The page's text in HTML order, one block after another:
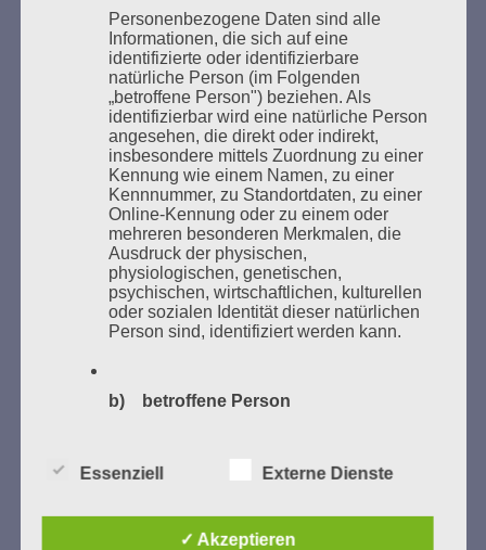
Donnerstag, 21. Mai 2026, 11 – 18 Uhr
Zum 26. Mal gibt es eine Marathonlesung anlässlich
des Gedenkens an die Verbrennung von Büchern am
Kaifu-Ufer – genau an dem Ort, wo im Mai 1933 NS-
Studentenorganisationen und Burschenschaftler
Bücher verbrannten.
Weitere Informationen:lesezeichen-setzen.de
GEDENKEN UND ERINNERN BEGINNT IN
UNSERER NACHBARSCHAFT
Personenbezogene Daten sind alle
Informationen, die sich auf eine
identifizierte oder identifizierbare
natürliche Person (im Folgenden
„betroffene Person") beziehen. Als
identifizierbar wird eine natürliche Person
angesehen, die direkt oder indirekt,
insbesondere mittels Zuordnung zu einer
Kennung wie einem Namen, zu einer
Kennnummer, zu Standortdaten, zu einer
Online-Kennung oder zu einem oder
mehreren besonderen Merkmalen, die
Ausdruck der physischen,
physiologischen, genetischen,
psychischen, wirtschaftlichen, kulturellen
oder sozialen Identität dieser natürlichen
Person sind, identifiziert werden kann.
b) betroffene Person
oder identifizierbare natürliche Person,
verarbeitet werden.
Essenziell Externe Dienste
✓ Akzeptieren